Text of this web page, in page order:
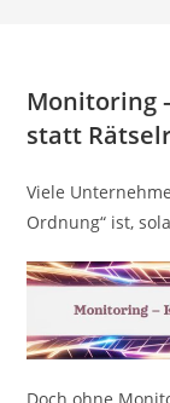
Monitoring
statt
Viele
Ordnung“ ist,